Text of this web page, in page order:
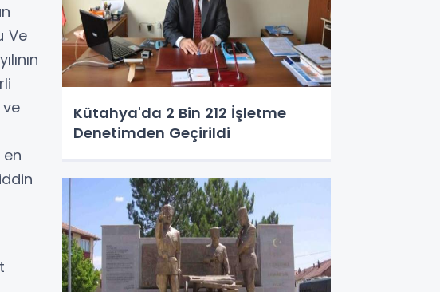
Ve
Kütahya'da 2 Bin 212 İşletme
Denetimden Geçirildi